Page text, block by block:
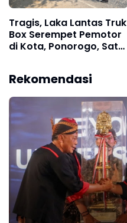
Tragis, Laka Lantas Truk
Box Serempet Pemotor
di Kota, Ponorogo, Satu
Rekomendasi